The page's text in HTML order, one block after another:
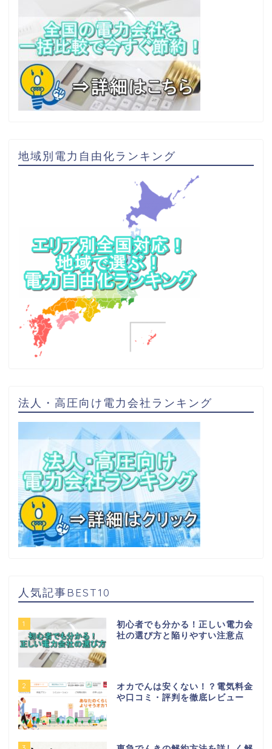
地域別電力自由化ランキング
法人・高圧向け電力会社ランキング
人気記事BEST10
1
初心者でも分かる！正しい電力会
社の選び方と陥りやすい注意点
2
オカでんは安くない！？電気料金
や口コミ・評判を徹底レビュー